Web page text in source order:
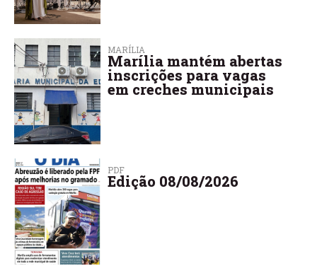
MARÍLIA
Marília mantém abertas
inscrições para vagas
em creches municipais
PDF
Edição 08/08/2026